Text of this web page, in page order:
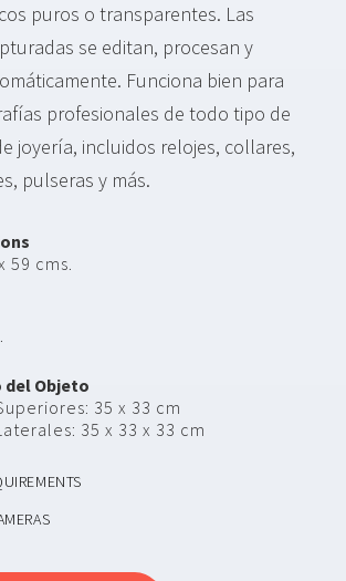
puros o transparentes. Las
se editan, procesan y
Funciona bien para
profesionales de todo tipo de
joyería, incluidos relojes, collares,
pulseras y más.
59 cms.
del Objeto
35 x 33 cm
35 x 33 x 33 cm